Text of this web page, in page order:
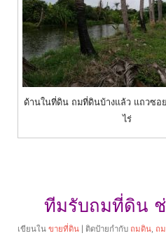
ด้านในที่ดิน ถมที่ดินบ้างแล้ว แถวซอ
ไร่
ทีมรับถมที่ดิน
เขียนใน ขายที่ดิน ติดป้ายกำกับ ถมดิน, ถ